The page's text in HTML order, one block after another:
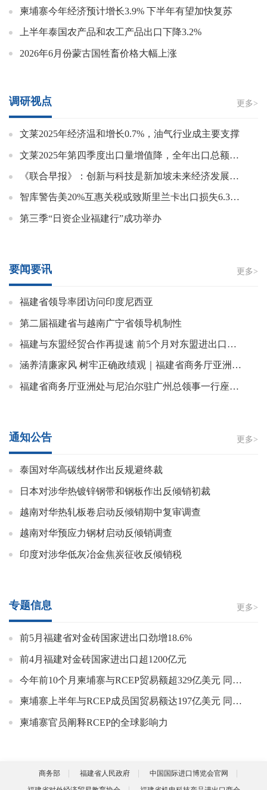
柬埔寨今年经济预计增长3.9% 下半年有望加快复苏
上半年泰国农产品和农工产品出口下降3.2%
2026年6月份蒙古国牲畜价格大幅上涨
调研视点 更多>
文莱2025年经济温和增长0.7%，油气行业成主要支撑
文莱2025年第四季度出口量增值降，全年出口总额明显下滑
《联合早报》：创新与科技是新加坡未来经济发展的关键策略
智库警告美20%互惠关税或致斯里兰卡出口损失6.34亿美元 服装业1.6万岗位面临风险
第三季“日资企业福建行”成功举办
要闻要讯 更多>
福建省领导率团访问印度尼西亚
第二届福建省与越南广宁省领导机制性
福建与东盟经贸合作再提速 前5个月对东盟进出口超1500亿元
涵养清廉家风 树牢正确政绩观｜福建省商务厅亚洲处、国际投资促进处党支部联合开展主题党日活动
福建省商务厅亚洲处与尼泊尔驻广州总领事一行座谈交流
通知公告 更多>
泰国对华高碳线材作出反规避终裁
日本对涉华热镀锌钢带和钢板作出反倾销初裁
越南对华热轧板卷启动反倾销期中复审调查
越南对华预应力钢材启动反倾销调查
印度对涉华低灰冶金焦炭征收反倾销税
专题信息 更多>
前5月福建省对金砖国家进出口劲增18.6%
前4月福建对金砖国家进出口超1200亿元
今年前10个月柬埔寨与RCEP贸易额超329亿美元 同比增长16.3%
柬埔寨上半年与RCEP成员国贸易额达197亿美元 同比增长16.5%
柬埔寨官员阐释RCEP的全球影响力
商务部 福建省人民政府
中国国际进口博览会官网